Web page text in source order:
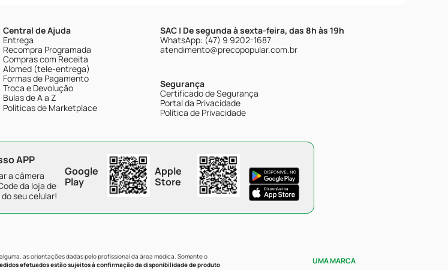
Central de Ajuda
Entrega
Recompra Programada
Compras com Receita
Alomed (tele-entrega)
Formas de Pagamento
Troca e Devolução
Bulas de A a Z
Políticas de Marketplace
SAC | De segunda à sexta-feira, das 8h às 19h
WhatsApp: (47) 9 9202-1687
atendimento@precopopular.com.br
Segurança
Certificado de Segurança
Portal da Privacidade
Política de Privacidade
APP
a câmera
da loja de
seu celular!
Google
Play
Apple
Store
as orientações dadas pelo profissional da área médica. Somente o
efetuados estão sujeitos à confirmação da disponibilidade de produto
UMA MARCA